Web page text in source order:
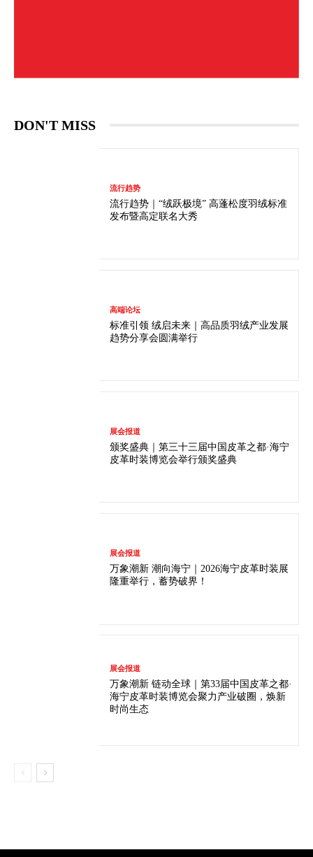
DON'T MISS
流行趋势
流行趋势｜“绒跃极境” 高蓬松度羽绒标准
发布暨高定联名大秀
高端论坛
标准引领 绒启未来｜高品质羽绒产业发展
趋势分享会圆满举行
展会报道
颁奖盛典｜第三十三届中国皮革之都·海宁
皮革时装博览会举行颁奖盛典
展会报道
万象潮新 潮向海宁｜2026海宁皮革时装展
隆重举行，蓄势破界！
展会报道
万象潮新 链动全球｜第33届中国皮革之都·
海宁皮革时装博览会聚力产业破圈，焕新
时尚生态